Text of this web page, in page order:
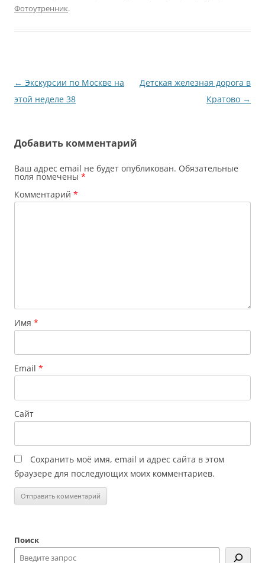
Фотоутренник.
Навигация
по
← Экскурсии по Москве на
этой неделе 38
Детская железная дорога в
Кратово →
Добавить комментарий
Ваш адрес email не будет опубликован. Обязательные
поля помечены *
Комментарий *
Имя *
Email *
Сайт
Сохранить моё имя, email и адрес сайта в этом
браузере для последующих моих комментариев.
Поиск